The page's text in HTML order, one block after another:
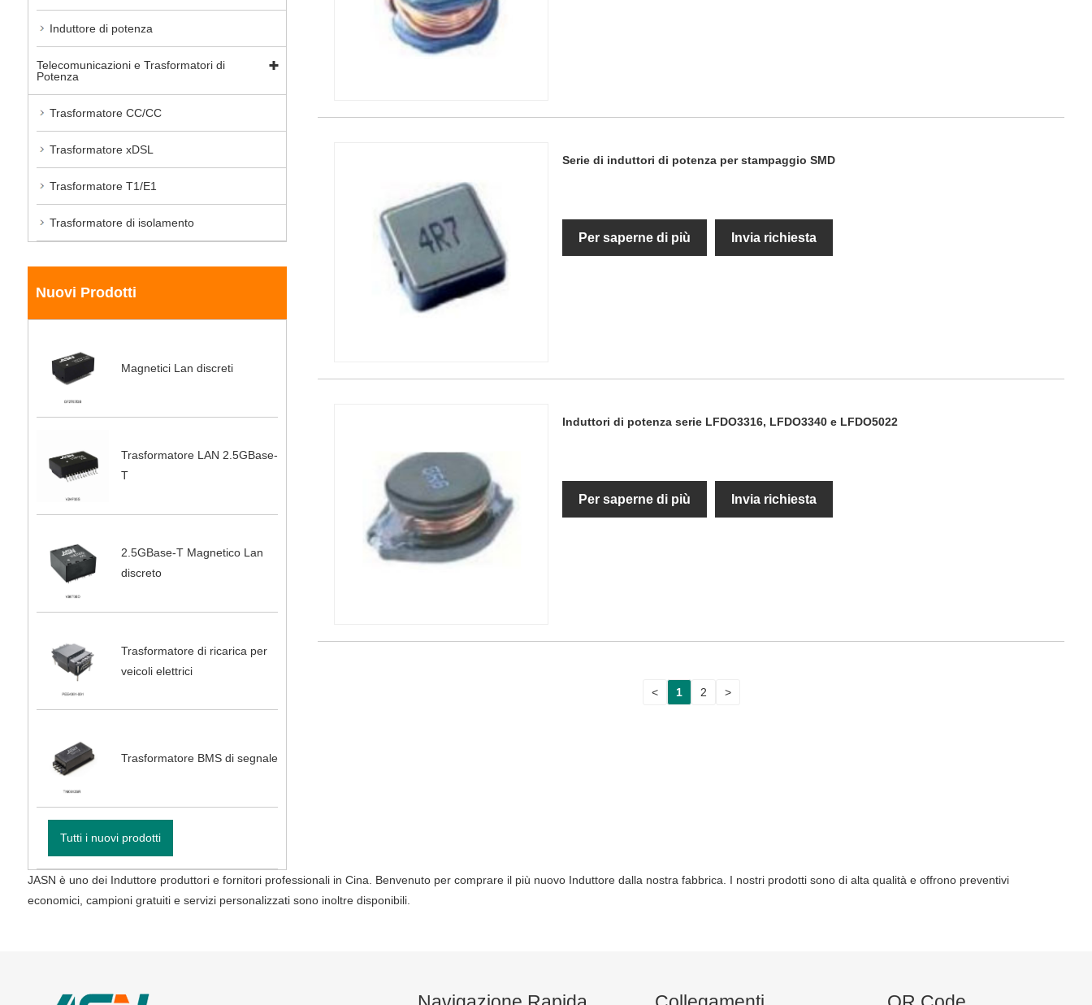
Induttore di potenza
Telecomunicazioni e Trasformatori di
Potenza
Trasformatore CC/CC
Trasformatore xDSL
Trasformatore T1/E1
Trasformatore di isolamento
Nuovi Prodotti
Magnetici Lan discreti
Trasformatore LAN 2.5GBase-
T
2.5GBase-T Magnetico Lan
discreto
Trasformatore di ricarica per
veicoli elettrici
Trasformatore BMS di segnale
Tutti i nuovi prodotti
Serie di induttori di potenza per stampaggio SMD
Per saperne di più Invia richiesta
Induttori di potenza serie LFDO3316, LFDO3340 e LFDO5022
Per saperne di più Invia richiesta
< 1 2 >
JASN è uno dei Induttore produttori e fornitori professionali in Cina. Benvenuto per comprare il più nuovo Induttore dalla nostra fabbrica. I nostri prodotti sono di alta qualità e offrono preventivi
economici, campioni gratuiti e servizi personalizzati sono inoltre disponibili.